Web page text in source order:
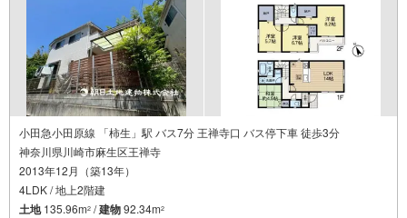
小田急小田原線 「柿生」駅 バス7分 王禅寺口 バス停下車 徒歩3分
神奈川県川崎市麻生区王禅寺
2013年12月（築13年）
4LDK / 地上2階建
土地135.96m2 /建物92.34m2